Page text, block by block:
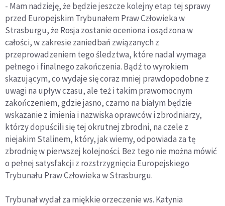
- Mam nadzieję, że będzie jeszcze kolejny etap tej sprawy
przed Europejskim Trybunałem Praw Człowieka w
Strasburgu, że Rosja zostanie oceniona i osądzona w
całości, w zakresie zaniedbań związanych z
przeprowadzeniem tego śledztwa, które nadal wymaga
pełnego i finalnego zakończenia. Bądź to wyrokiem
skazującym, co wydaje się coraz mniej prawdopodobne z
uwagi na upływ czasu, ale też i takim prawomocnym
zakończeniem, gdzie jasno, czarno na białym będzie
wskazanie z imienia i nazwiska oprawców i zbrodniarzy,
którzy dopuścili się tej okrutnej zbrodni, na czele z
niejakim Stalinem, który, jak wiemy, odpowiada za tę
zbrodnię w pierwszej kolejności. Bez tego nie można mówić
o pełnej satysfakcji z rozstrzygnięcia Europejskiego
Trybunału Praw Człowieka w Strasburgu.
Trybunał wydał za miękkie orzeczenie ws. Katynia